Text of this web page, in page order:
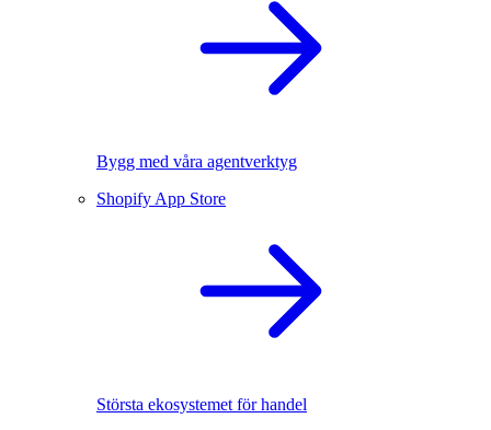
Bygg med våra agentverktyg
Shopify App Store
Största ekosystemet för handel